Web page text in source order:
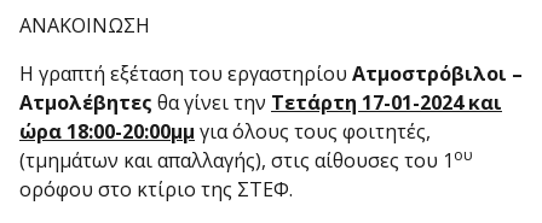
ΑΝΑΚΟΙΝΩΣΗ
Η γραπτή εξέταση του εργαστηρίου Ατμοστρόβιλοι –
Ατμολέβητες θα γίνει την Τετάρτη 17-01-2024 και
ώρα 18:00-20:00μμ για όλους τους φοιτητές,
(τμημάτων και απαλλαγής), στις αίθουσες του 1 ου
ορόφου στο κτίριο της ΣΤΕΦ.